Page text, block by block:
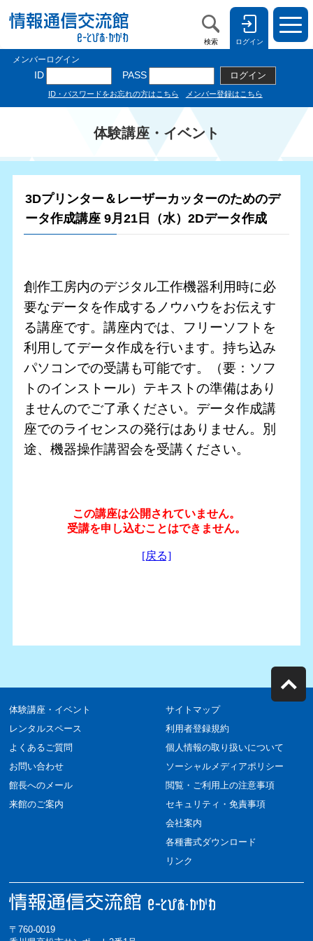
検索 ログイン
体験講座・イベント
3Dプリンター＆レーザーカッターのためのデ
ータ作成講座 9月21日（水）2Dデータ作成
創作工房内のデジタル工作機器利用時に必
要なデータを作成するノウハウをお伝えす
る講座です。講座内では、フリーソフトを
利用してデータ作成を行います。持ち込み
パソコンでの受講も可能です。（要：ソフ
トのインストール）テキストの準備はあり
ませんのでご了承ください。データ作成講
座でのライセンスの発行はありません。別
途、機器操作講習会を受講ください。
体験講座・イベント
レンタルスペース
よくあるご質問
お問い合わせ
館長へのメール
来館のご案内
サイトマップ
利用者登録規約
個人情報の取り扱いについて
ソーシャルメディアポリシー
閲覧・ご利用上の注意事項
セキュリティ・免責事項
会社案内
各種書式ダウンロード
リンク
〒760-0019